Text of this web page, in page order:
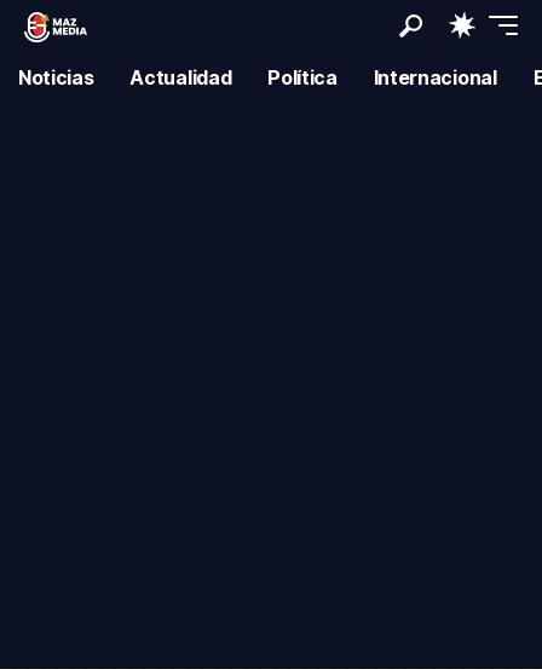
Noticias Actualidad Política Internacional